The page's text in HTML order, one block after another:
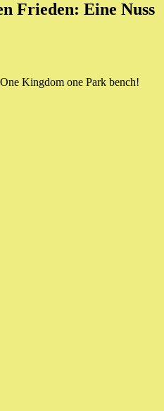
Frieden: Eine Nuss
Kingdom one Park bench!